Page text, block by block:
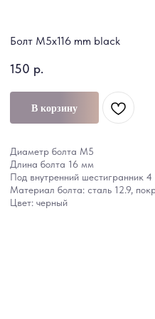
Болт M5x116 mm black
150 р.
В корзину
Диаметр болта M5
Длина болта 16 мм
Под внутренний шестигранник
Материал болта: сталь 12.9,
Цвет: черный